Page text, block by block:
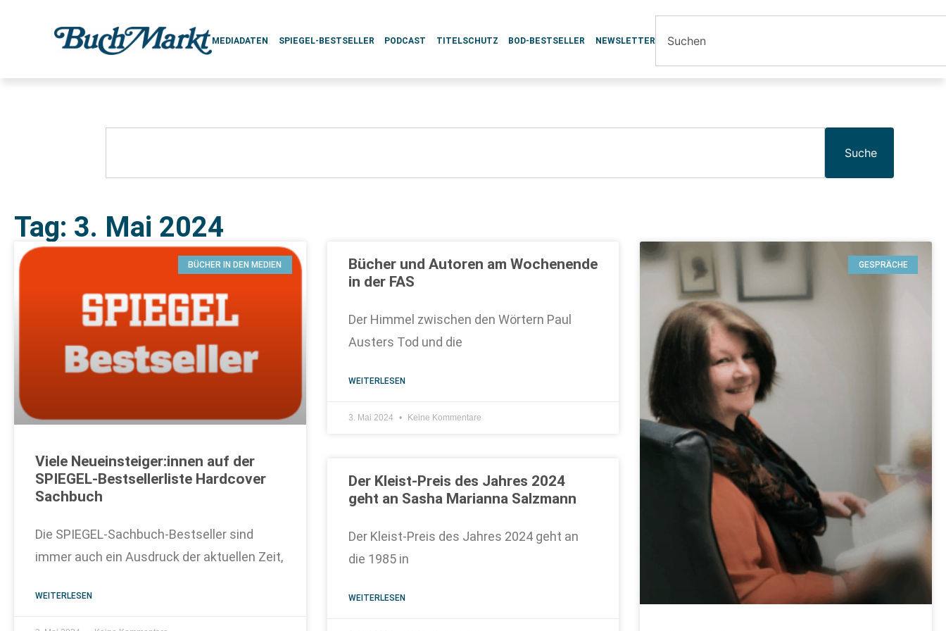
MEDIADATEN SPIEGEL-BESTSELLER PODCAST TITELSCHUTZ BOD-BESTSELLER NEWSLETTER
Suche
Tag: 3. Mai 2024
BÜCHER IN DEN MEDIEN
Viele Neueinsteiger:innen auf der
SPIEGEL-Bestsellerliste Hardcover
Sachbuch
Die SPIEGEL-Sachbuch-Bestseller sind
immer auch ein Ausdruck der aktuellen Zeit,
WEITERLESEN
Bücher und Autoren am Wochenende
in der FAS
Der Himmel zwischen den Wörtern Paul
Austers Tod und die
WEITERLESEN
3. Mai 2024 Keine Kommentare
GESPRÄCHE
Der Kleist-Preis des Jahres 2024
geht an Sasha Marianna Salzmann
Der Kleist-Preis des Jahres 2024 geht an
die 1985 in
WEITERLESEN